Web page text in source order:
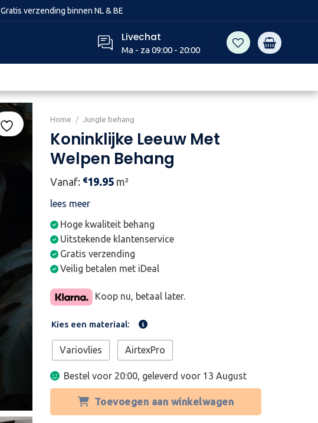
Gratis verzending binnen NL & BE
Livechat
Ma - za 09:00 - 20:00
Home / Jungle behang
Koninklijke Leeuw Met
Welpen Behang
Vanaf: €19.95 m²
lees meer
Hoge kwaliteit behang
Uitstekende klantenservice
Gratis verzending
Veilig betalen met iDeal
Koop nu, betaal later.
Kies een materiaal:
Variovlies AirtexPro
Bestel voor 20:00, geleverd voor 13 August
Toevoegen aan winkelwagen